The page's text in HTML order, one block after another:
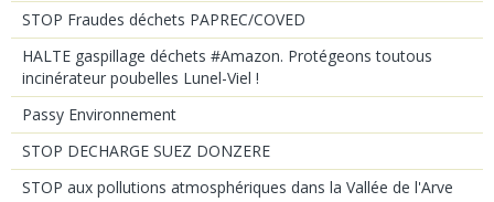
STOP Fraudes déchets PAPREC/COVED
HALTE gaspillage déchets #Amazon. Protégeons toutous
incinérateur poubelles Lunel-Viel !
Passy Environnement
STOP DECHARGE SUEZ DONZERE
STOP aux pollutions atmosphériques dans la Vallée de l'Arve